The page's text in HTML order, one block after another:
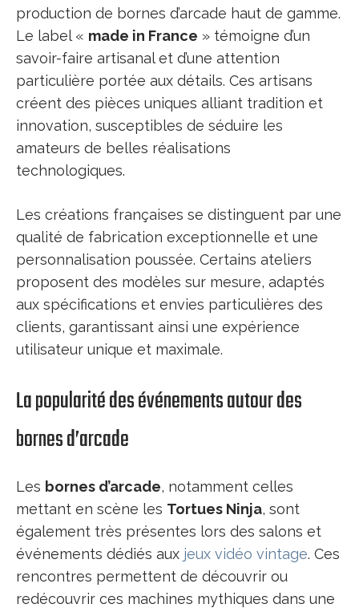
production de bornes d’arcade haut de gamme.
Le label « made in France » témoigne d’un
savoir-faire artisanal et d’une attention
particulière portée aux détails. Ces artisans
créent des pièces uniques alliant tradition et
innovation, susceptibles de séduire les
amateurs de belles réalisations
technologiques.
Les créations françaises se distinguent par une
qualité de fabrication exceptionnelle et une
personnalisation poussée. Certains ateliers
proposent des modèles sur mesure, adaptés
aux spécifications et envies particulières des
clients, garantissant ainsi une expérience
utilisateur unique et maximale.
La popularité des événements autour des
bornes d’arcade
Les bornes d’arcade, notamment celles
mettant en scène les Tortues Ninja, sont
également très présentes lors des salons et
événements dédiés aux jeux vidéo vintage. Ces
rencontres permettent de découvrir ou
redécouvrir ces machines mythiques dans une